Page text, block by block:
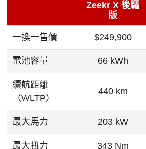
Zeekr X 後驅
版
一換一售價 $249,900
電池容量 66 kWh
續航距離
（WLTP）
440 km
最大馬力 203 kW
最大扭力 343 Nm